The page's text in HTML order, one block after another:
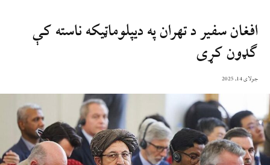
افغان سفير د تهران په دیپلوماټيکه ناسته کې
ګډون کړی
جولای 14, 2025